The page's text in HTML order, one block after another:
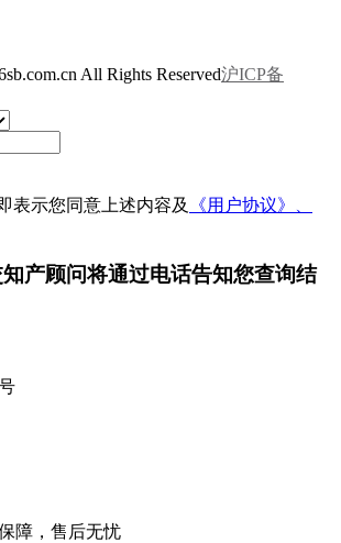
All Rights Reserved沪ICP备
表示您同意上述内容及
《用户协议》、
知产顾问将通过电话告知您查询结
障，售后无忧